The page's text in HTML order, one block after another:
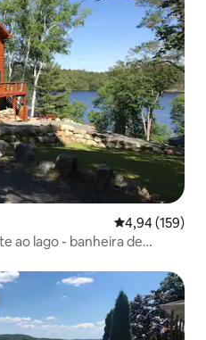
4,94 de uma
4,94 (159)
ao lago - banheira de
hóspedes